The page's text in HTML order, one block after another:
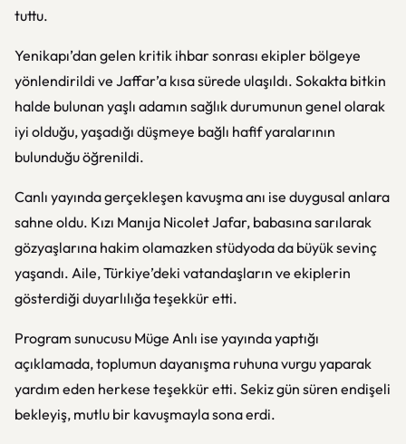
tuttu.
Yenikapı’dan gelen kritik ihbar sonrası ekipler bölgeye
yönlendirildi ve Jaffar’a kısa sürede ulaşıldı. Sokakta bitkin
halde bulunan yaşlı adamın sağlık durumunun genel olarak
iyi olduğu, yaşadığı düşmeye bağlı hafif yaralarının
bulunduğu öğrenildi.
Canlı yayında gerçekleşen kavuşma anı ise duygusal anlara
sahne oldu. Kızı Manıja Nicolet Jafar, babasına sarılarak
gözyaşlarına hakim olamazken stüdyoda da büyük sevinç
yaşandı. Aile, Türkiye’deki vatandaşların ve ekiplerin
gösterdiği duyarlılığa teşekkür etti.
Program sunucusu Müge Anlı ise yayında yaptığı
açıklamada, toplumun dayanışma ruhuna vurgu yaparak
yardım eden herkese teşekkür etti. Sekiz gün süren endişeli
bekleyiş, mutlu bir kavuşmayla sona erdi.